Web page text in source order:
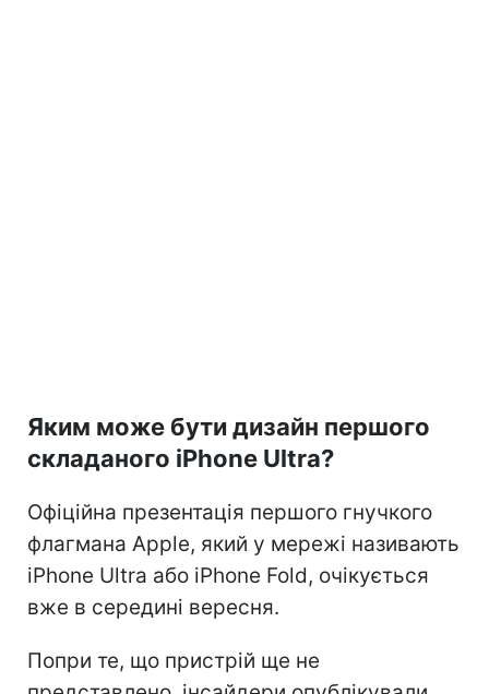
Яким може бути дизайн першого
складаного iPhone Ultra?
Офіційна презентація першого гнучкого
флагмана Apple, який у мережі називають
iPhone Ultra або iPhone Fold, очікується
вже в середині вересня.
Попри те, що пристрій ще не